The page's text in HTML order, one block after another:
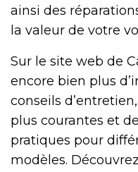
ainsi des
la valeur de votre
Sur le site web de
encore bien plus
conseils
plus courantes et
pratiques pour
modèles.